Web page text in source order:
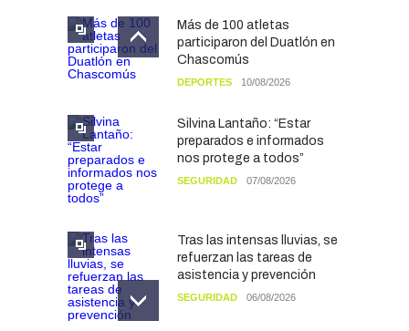
Más de 100 atletas
participaron del Duatlón en
Chascomús
DEPORTES 10/08/2026
Silvina Lantaño: “Estar
preparados e informados
nos protege a todos”
SEGURIDAD 07/08/2026
Tras las intensas lluvias, se
refuerzan las tareas de
asistencia y prevención
SEGURIDAD 06/08/2026